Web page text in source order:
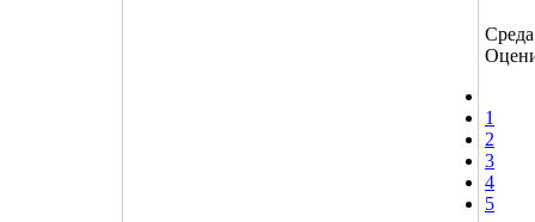
1
2
3
4
5